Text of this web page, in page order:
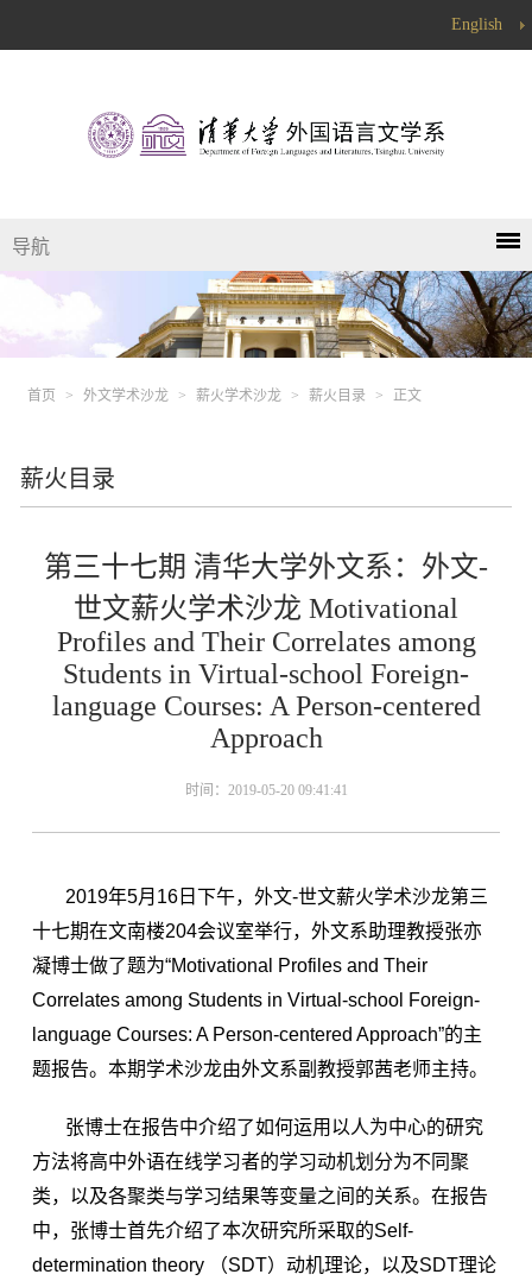
English
导航
首页 > 外文学术沙龙 > 薪火学术沙龙 > 薪火目录 > 正文
薪火目录
第三十七期 清华大学外文系：外文-
世文薪火学术沙龙 Motivational
Profiles and Their Correlates among
Students in Virtual-school Foreign-
language Courses: A Person-centered
Approach
时间：2019-05-20 09:41:41
2019年5月16日下午，外文-世文薪火学术沙龙第三
十七期在文南楼204会议室举行，外文系助理教授张亦
凝博士做了题为“Motivational Profiles and Their
Correlates among Students in Virtual-school Foreign-
language Courses: A Person-centered Approach”的主
题报告。本期学术沙龙由外文系副教授郭茜老师主持。
张博士在报告中介绍了如何运用以人为中心的研究
方法将高中外语在线学习者的学习动机划分为不同聚
类，以及各聚类与学习结果等变量之间的关系。在报告
中，张博士首先介绍了本次研究所采取的Self-
determination theory （SDT）动机理论，以及SDT理论